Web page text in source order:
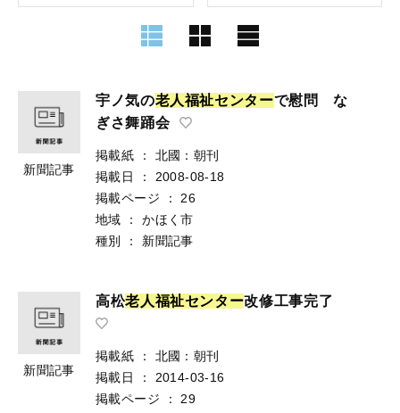
新聞記事
宇ノ気の老人福祉セ ンタ ーで慰問 な
ぎさ舞踊会
掲載紙 ：
北國：朝刊
掲載日
：
2008-08-18
掲載ページ
：
26
地域
：
かほく市
種別
： 新聞記事
新聞記事
高松老 人福祉センタ ー改修工事完了
掲載紙 ：
北國：朝刊
掲載日
：
2014-03-16
掲載ページ
：
29